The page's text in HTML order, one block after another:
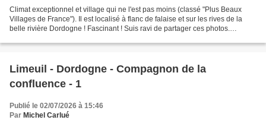
Climat exceptionnel et village qui ne l'est pas moins (classé "Plus Beaux
Villages de France"). Il est localisé à flanc de falaise et sur les rives de la
belle rivière Dordogne ! Fascinant ! Suis ravi de partager ces photos.
Limeuil - Dordogne - Compagnon de la
confluence - 1
Publié le 02/07/2026 à 15:46
Par Michel Carlué